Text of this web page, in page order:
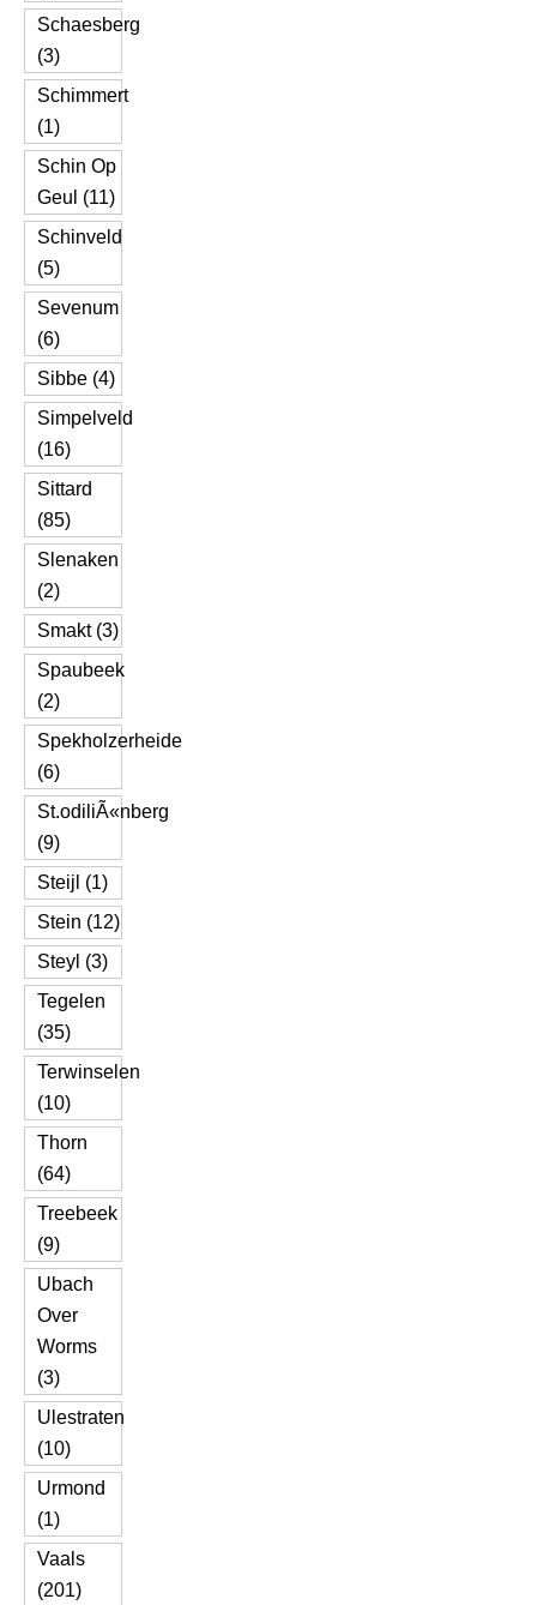
Schaesberg
(3)
Schimmert
(1)
Schin Op
Geul (11)
Schinveld
(5)
Sevenum
(6)
Sibbe (4)
Simpelveld
(16)
Sittard
(85)
Slenaken
(2)
Smakt (3)
Spaubeek
(2)
Spekholzerheide
(6)
St.odiliÃ«nberg
(9)
Steijl (1)
Stein (12)
Steyl (3)
Tegelen
(35)
Terwinselen
(10)
Thorn
(64)
Treebeek
(9)
Ubach
Over
Worms
(3)
Ulestraten
(10)
Urmond
(1)
Vaals
(201)